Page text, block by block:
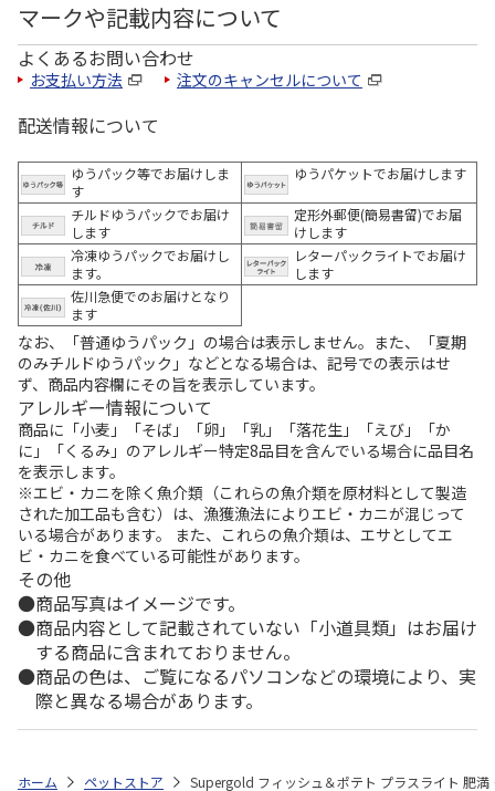
マークや記載内容について
よくあるお問い合わせ
お支払い方法 注文のキャンセルについて
配送情報について
ゆうパック等でお届けしま
す
ゆうパケットでお届けします
チルドゆうパックでお届け
します
定形外郵便(簡易書留)でお届
けします
冷凍ゆうパックでお届けし
ます。
レターパックライトでお届け
します
佐川急便でのお届けとなり
ます
なお、「普通ゆうパック」の場合は表示しません。また、「夏期
のみチルドゆうパック」などとなる場合は、記号での表示はせ
ず、商品内容欄にその旨を表示しています。
アレルギー情報について
商品に「小麦」「そば」「卵」「乳」「落花生」「えび」「か
に」「くるみ」のアレルギー特定8品目を含んでいる場合に品目名
を表示します。
※エビ・カニを除く魚介類（これらの魚介類を原材料として製造
された加工品も含む）は、漁獲漁法によりエビ・カニが混じって
いる場合があります。 また、これらの魚介類は、エサとしてエ
ビ・カニを食べている可能性があります。
その他
商品写真はイメージです。
商品内容として記載されていない「小道具類」はお届け
する商品に含まれておりません。
商品の色は、ご覧になるパソコンなどの環境により、実
際と異なる場合があります。
ホーム ペットストア Supergold フィッシュ＆ポテト プラスライト 肥